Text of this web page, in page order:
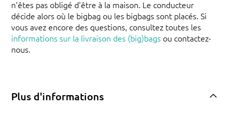
n'êtes pas obligé d'être à la maison. Le conducteur
décide alors où le bigbag ou les bigbags sont placés. Si
vous avez encore des questions, consultez toutes les
informations sur la livraison des (big)bags ou contactez-
nous.
Plus d'informations